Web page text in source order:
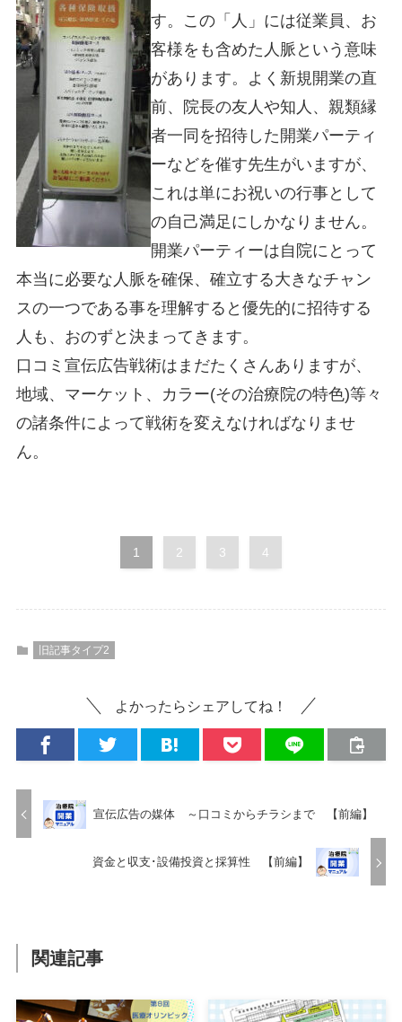
す。この「人」には従業員、お
客様をも含めた人脈という意味
があります。よく新規開業の直
前、院長の友人や知人、親類縁
者一同を招待した開業パーティ
ーなどを催す先生がいますが、
これは単にお祝いの行事として
の自己満足にしかなりません。
開業パーティーは自院にとって
本当に必要な人脈を確保、確立する大きなチャン
スの一つである事を理解すると優先的に招待する
人も、おのずと決まってきます。
口コミ宣伝広告戦術はまだたくさんありますが、
地域、マーケット、カラー(その治療院の特色)等々
の諸条件によって戦術を変えなければなりませ
ん。
1 2 3 4
旧記事タイプ2
よかったらシェアしてね！
宣伝広告の媒体 ～口コミからチラシまで 【前編】
資金と収支･設備投資と採算性 【前編】
関連記事